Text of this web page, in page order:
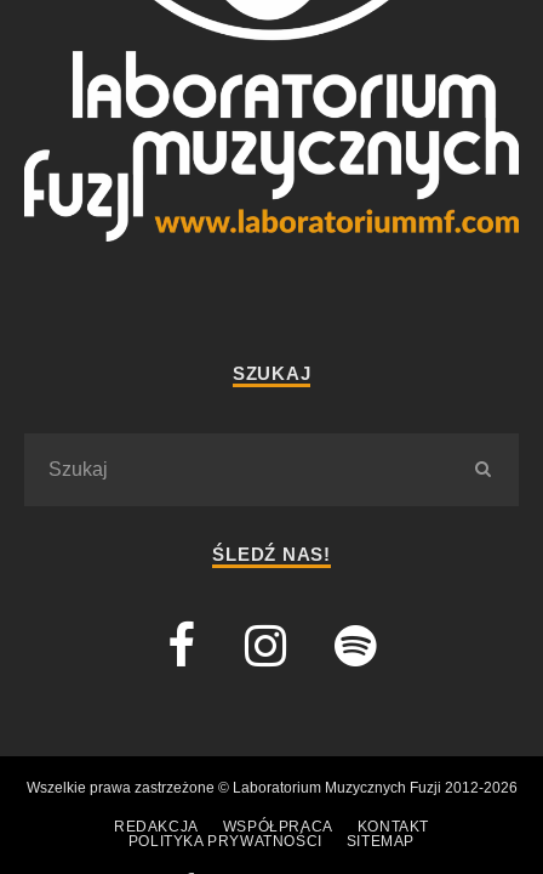
SZUKAJ
ŚLEDŹ NAS!
Wszelkie prawa zastrzeżone © Laboratorium Muzycznych Fuzji 2012-2026
REDAKCJA WSPÓŁPRACA
KONTAKT
POLITYKA PRYWATNOŚCI
SITEMAP